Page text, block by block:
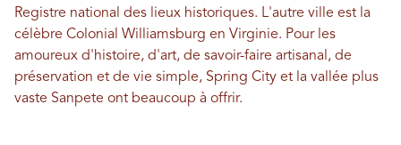
Registre national des lieux historiques. L'autre ville est la
célèbre Colonial Williamsburg en Virginie. Pour les
amoureux d'histoire, d'art, de savoir-faire artisanal, de
préservation et de vie simple, Spring City et la vallée plus
vaste Sanpete ont beaucoup à offrir.